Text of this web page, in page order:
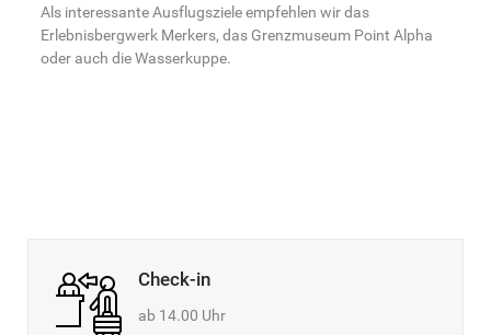
Als interessante Ausflugsziele empfehlen wir das
Erlebnisbergwerk Merkers, das Grenzmuseum Point Alpha
oder auch die Wasserkuppe.
Check-in
ab 14.00 Uhr